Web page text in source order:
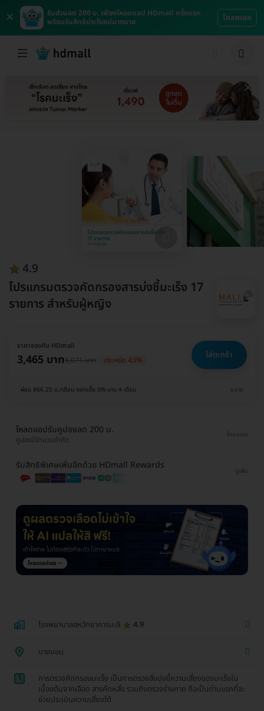
×
รับส่วนลด 200 บ. เพียงโหลดแอป HDmall ครั้งแรก
พร้อมรับสิทธิประโยชน์มากมาย
โหลดเลย
4.9
โปรแกรมตรวจคัดกรองสารบ่งชี้มะเร็ง 17
รายการ สำหรับผู้หญิง
ราคาจองกับ HDmall
3,465 บาท6,071 บาท ประหยัด 43% ใส่ตะกร้า
ผ่อน 866.25 บ./เดือน ดอกเบี้ย 0% นาน 4 เดือน ขยาย
โหลดแอปรับคูปองลด 200 บ.
คูปองมีจำนวนจำกัด
โหลดเลย
รับสิทธิพิเศษเพิ่มอีกด้วย HDmall Rewards
ดูเพิ่ม
โรงพยาบาลสหวิทยาการมะลิ 4.9
บางบอน
1
การตรวจคัดกรองมะเร็ง เป็นการตรวจสิ่งบ่งชี้ความเสี่ยงของมะเร็งใน
เบื้องต้นจากเลือด สารคัดหลั่ง รวมถึงตรวจร่างกาย ถือเป็นด่านแรกที่จะ
ช่วยประเมินความเสี่ยงได้